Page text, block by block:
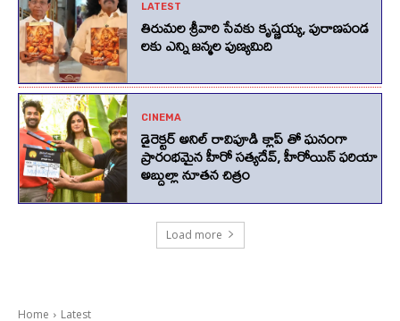
LATEST
తిరుమల శ్రీవారి సేవకు కృష్ణయ్య, పురాణపండ
లకు ఎన్ని జన్మల పుణ్యమిది
CINEMA
డైరెక్టర్ అనిల్ రావిపూడి క్లాప్ తో ఘనంగా
ప్రారంభమైన హీరో సత్యదేవ్, హీరోయిన్ ఫరియా
అబ్దుల్లా నూతన చిత్రం
Load more